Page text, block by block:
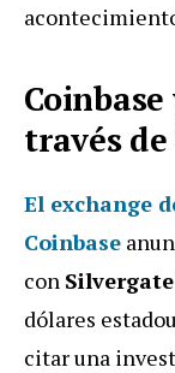
Coinbase
través
El exchange
Coinbase
con
dólares
citar una